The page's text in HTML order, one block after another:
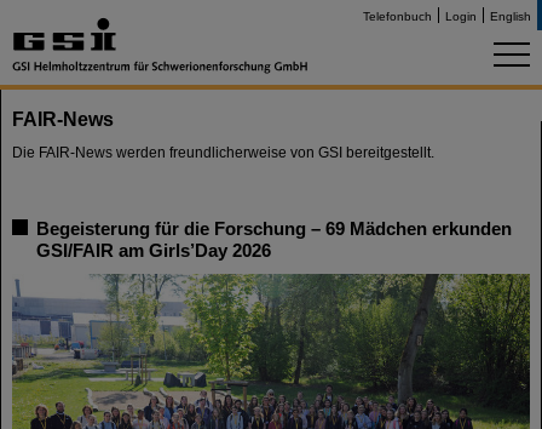
Telefonbuch Login English
FAIR-News
Die FAIR-News werden freundlicherweise von GSI bereitgestellt.
Begeisterung für die Forschung – 69 Mädchen erkunden
GSI/FAIR am Girls’Day 2026